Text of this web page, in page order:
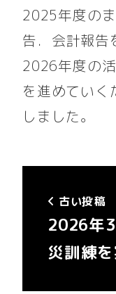
2025年度の
告．会計報告
2026年度の
を進めていく
しました。
古い投稿
2026年
災訓練